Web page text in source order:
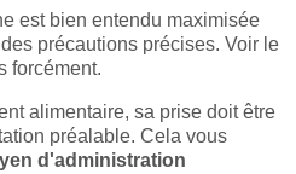
est bien entendu maximisée
précautions précises. Voir le
forcément.
alimentaire, sa prise doit être
préalable. Cela vous
d'administration